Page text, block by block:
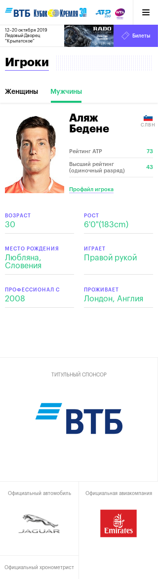
12–20 октября 2019
Ледовый Дворец
“Крылатское”
21 :37 : 19
Билеты
Игроки
Женщины Мужчины
Аляж
Бедене
СЛВН
Рейтинг ATP 73
Высший рейтинг
(одиночный разряд)
43
Профайл игрока
ВОЗРАСТ
30
РОСТ
6'0"(183cm)
МЕСТО РОЖДЕНИЯ
Любляна,
Словения
ИГРАЕТ
Правой рукой
ПРОФЕССИОНАЛ С
2008
ПРОЖИВАЕТ
Лондон, Англия
ТИТУЛЬНЫЙ СПОНСОР
Официальный автомобиль Официальная авиакомпания
Официальный хронометрист